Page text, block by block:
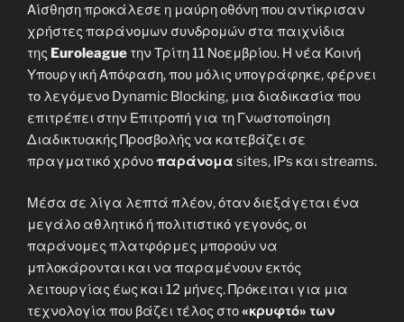
Αίσθηση προκάλεσε η μαύρη οθόνη που αντίκρισαν
χρήστες παράνομων συνδρομών στα παιχνίδια
της Euroleague την Τρίτη 11 Νοεμβρίου. Η νέα Κοινή
Υπουργική Απόφαση, που μόλις υπογράφηκε, φέρνει
το λεγόμενο Dynamic Blocking, μια διαδικασία που
επιτρέπει στην Επιτροπή για τη Γνωστοποίηση
Διαδικτυακής Προσβολής να κατεβάζει σε
πραγματικό χρόνοπαράνομα sites, IPs και streams.
Μέσα σε λίγα λεπτά πλέον, όταν διεξάγεται ένα
μεγάλο αθλητικό ή πολιτιστικό γεγονός, οι
παράνομες πλατφόρμες μπορούν να
μπλοκάρονται και να παραμένουν εκτός
λειτουργίας έως και 12 μήνες. Πρόκειται για μια
τεχνολογία που βάζει τέλος στο«κρυφτό» των